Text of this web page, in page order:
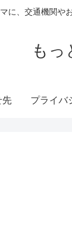
に、交通機関や
もっ
先